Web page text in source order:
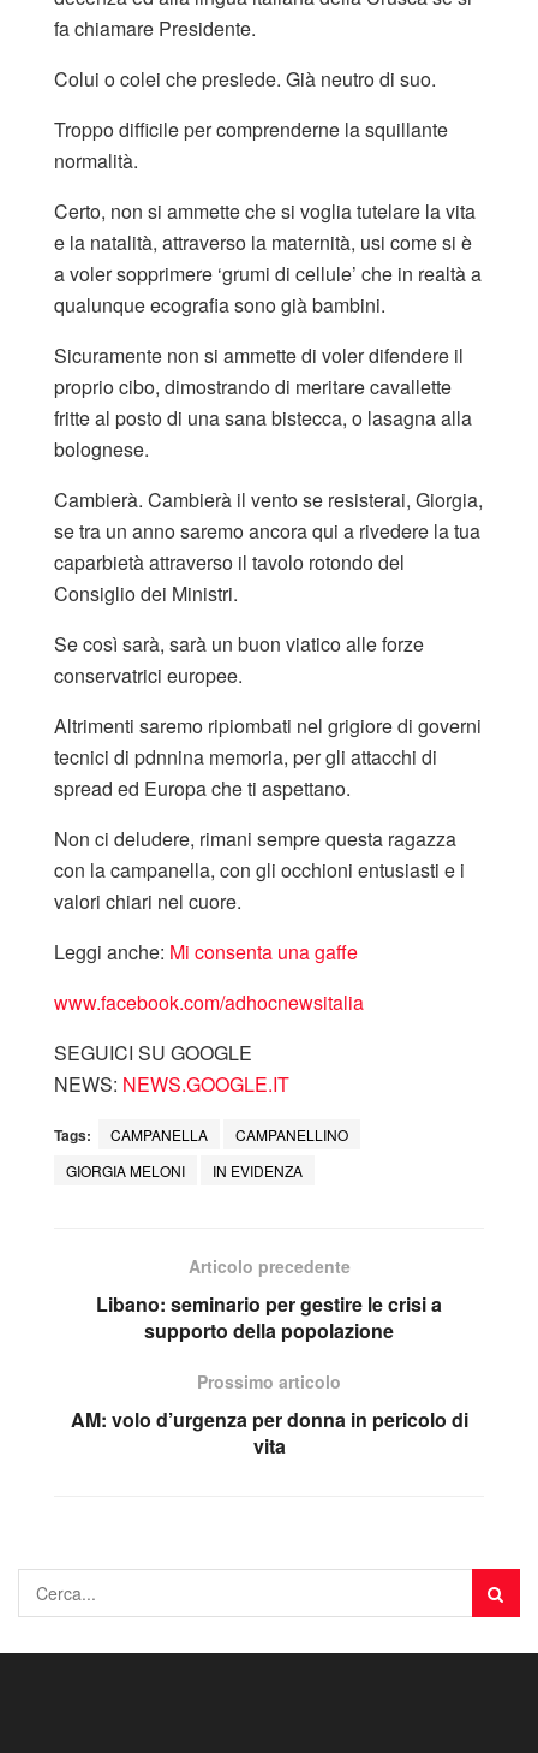
fa chiamare Presidente.
Colui o colei che presiede. Già neutro di suo.
Troppo difficile per comprenderne la squillante
normalità.
Certo, non si ammette che si voglia tutelare la vita
e la natalità, attraverso la maternità, usi come si è
a voler sopprimere ‘grumi di cellule’ che in realtà a
qualunque ecografia sono già bambini.
Sicuramente non si ammette di voler difendere il
proprio cibo, dimostrando di meritare cavallette
fritte al posto di una sana bistecca, o lasagna alla
bolognese.
Cambierà. Cambierà il vento se resisterai, Giorgia,
se tra un anno saremo ancora qui a rivedere la tua
caparbietà attraverso il tavolo rotondo del
Consiglio dei Ministri.
Se così sarà, sarà un buon viatico alle forze
conservatrici europee.
Altrimenti saremo ripiombati nel grigiore di governi
tecnici di pdnnina memoria, per gli attacchi di
spread ed Europa che ti aspettano.
Non ci deludere, rimani sempre questa ragazza
con la campanella, con gli occhioni entusiasti e i
valori chiari nel cuore.
Leggi anche: Mi consenta una gaffe
www.facebook.com/adhocnewsitalia
SEGUICI SU GOOGLE
NEWS: NEWS.GOOGLE.IT
Tags: CAMPANELLA
CAMPANELLINO
GIORGIA MELONI
IN EVIDENZA
Articolo precedente
Libano: seminario per gestire le crisi a
supporto della popolazione
Prossimo articolo
AM: volo d’urgenza per donna in pericolo di
vita